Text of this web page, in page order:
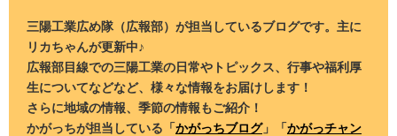
三陽工業広め隊（広報部）が担当しているブログです。主に
リカちゃんが更新中♪
広報部目線での三陽工業の日常やトピックス、行事や福利厚
生についてなどなど、様々な情報をお届けします！
さらに地域の情報、季節の情報もご紹介！
かがっちが担当している「かがっちブログ」「かがっチャン